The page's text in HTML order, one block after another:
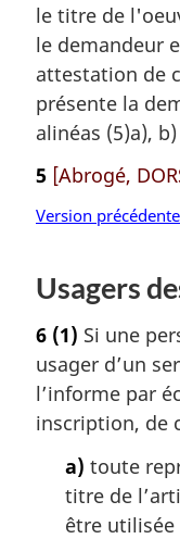
le titre de
le demandeur
attestation de
présente la
alinéas (5)a),
5 [Abrogé,
Version précédente
Usagers
6 (1) Si une
usager d’un
l’informe par
inscription, de
a) toute
titre de
être utilisée